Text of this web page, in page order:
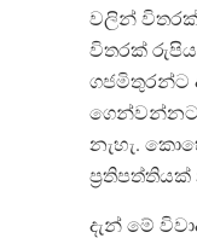
වලින්
විතරක්
ගජමිතුරන්ට
ගෙන්වන්නට
නැහැ.
ප්‍රතිපත්තියක්
දැන් මේ